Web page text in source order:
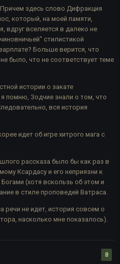
. Причем здесь слово Дифракция
который, на моей памяти,
вдруг вселяется в далеко не
стилистикой
Больше верится, что
было, что не соответствует теме
истории о закате
помню, Зодчие знали о том, что
вся история
идет об игре хитрого мага с
рассказа было бы как раз в
Ксардасу и его неприязни к
(хотя вскользь об этом и
в стиле проповедей Ватраса.
речи не идет, история совсем о
насколько мне показалось).
8